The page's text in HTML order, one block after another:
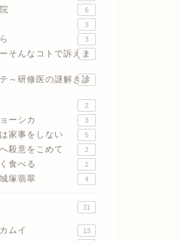
6
3
3
そんなコトで訴えま
2
～研修医の謎解き診
3
2
ーシカ 3
家事をしない 5
殺意をこめて 2
食べる 2
塚翡翠 4
31
ムイ 13